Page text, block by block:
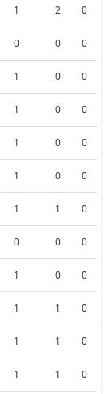
1 2 0
0 0 0
1 0 0
1 0 0
1 0
0
1 0 0
1 1 0
0 0 0
1 0 0
1 1
0
1 1 0
1 1 0